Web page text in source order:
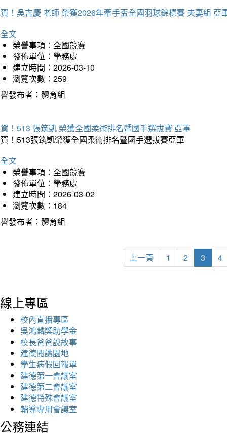
！吳吉慶 老師 榮獲2026年牽手盃全國羽球錦標賽 夫妻組 亞
文
榮譽事項：全國競賽
發佈單位：學務處
建立時間：2026-03-10
瀏覽次數：259
發布者：體育組
！513 張筑凱 榮獲全國柔術排名暨國手選拔賽 亞軍
！513張筑凱榮獲全國柔術排名暨國手選拔賽亞軍
文
榮譽事項：全國競賽
發佈單位：學務處
建立時間：2026-03-02
瀏覽次數：184
發布者：體育組
上一頁 1 2 3 4
線上專區
校內直播專區
吳鴻麟獎助學金
校長爸爸說故事
建德閱讀園地
學生病假回報單
建德第一會議室
建德第二會議室
建德特殊會議室
輔導專用會議室
公務連結